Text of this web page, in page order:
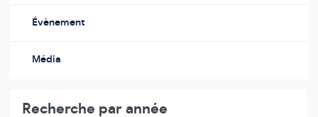
Évènement
Média
Recherche par année